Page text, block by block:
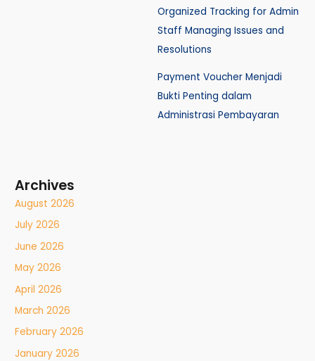
Organized Tracking for Admin
Staff Managing Issues and
Resolutions
Payment Voucher Menjadi
Bukti Penting dalam
Administrasi Pembayaran
Archives
August 2026
July 2026
June 2026
May 2026
April 2026
March 2026
February 2026
January 2026